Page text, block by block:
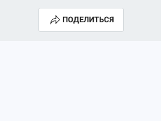
ПОДЕЛИТЬСЯ